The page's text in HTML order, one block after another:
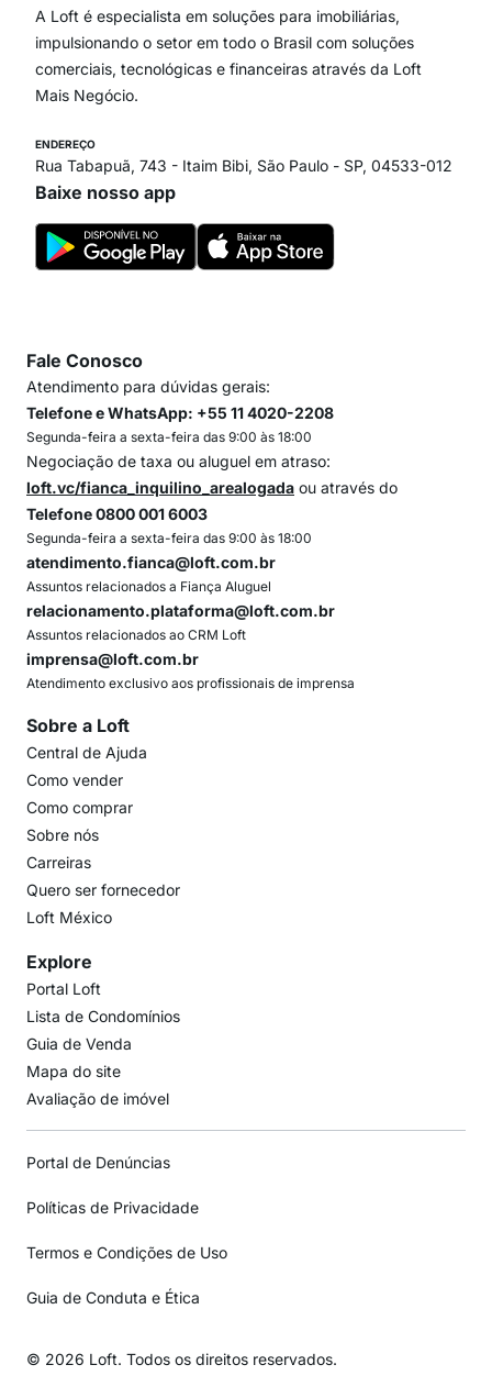
Paraíso
Itaim Bibi
A Loft é especialista em soluções para imobiliárias,
impulsionando o setor em todo o Brasil com soluções
comerciais, tecnológicas e financeiras através da Loft
Mais Negócio.
ENDEREÇO
Rua Tabapuã, 743 - Itaim Bibi, São Paulo - SP, 04533-012
Baixe nosso app
Fale Conosco
Atendimento para dúvidas gerais:
Telefone e WhatsApp: +55 11 4020-2208
Segunda-feira a sexta-feira das 9:00 às 18:00
Negociação de taxa ou aluguel em atraso:
loft.vc/fianca_inquilino_arealogada ou através do
Telefone 0800 001 6003
Segunda-feira a sexta-feira das 9:00 às 18:00
atendimento.fianca@loft.com.br
Assuntos relacionados a Fiança Aluguel
relacionamento.plataforma@loft.com.br
Assuntos relacionados ao CRM Loft
imprensa@loft.com.br
Atendimento exclusivo aos profissionais de imprensa
Sobre a Loft
Central de Ajuda
Como vender
Como comprar
Sobre nós
Carreiras
Quero ser fornecedor
Loft México
Explore
Portal Loft
Lista de Condomínios
Guia de Venda
Mapa do site
Avaliação de imóvel
Portal de Denúncias
Políticas de Privacidade
Termos e Condições de Uso
Guia de Conduta e Ética
© 2026 Loft. Todos os direitos reservados.